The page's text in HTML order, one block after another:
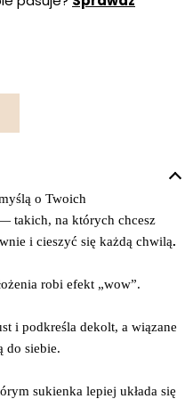
o Twoich
takich, na których chcesz
i cieszyć się każdą chwilą.
robi efekt „wow”.
i podkreśla dekolt, a wiązane
do siebie.
sukienka lepiej układa się